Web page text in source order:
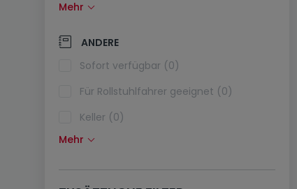
Solarzellen (0)
Wärmepumpe (0)
Klimaanlagen (0)
Glasfaser (0)
Mehr
ANDERE
Sofort verfügbar (0)
Für Rollstuhlfahrer geeignet (0)
Keller (0)
Dachboden (0)
Fahrstuhl (0)
Mehr